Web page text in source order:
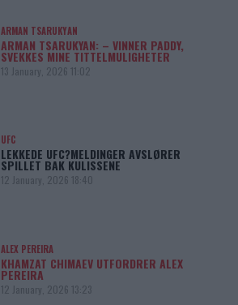
ARMAN TSARUKYAN
ARMAN TSARUKYAN: – VINNER PADDY,
SVEKKES MINE TITTELMULIGHETER
13 January, 2026 11:02
UFC
LEKKEDE UFC?MELDINGER AVSLØRER
SPILLET BAK KULISSENE
12 January, 2026 18:40
ALEX PEREIRA
KHAMZAT CHIMAEV UTFORDRER ALEX
PEREIRA
12 January, 2026 13:23